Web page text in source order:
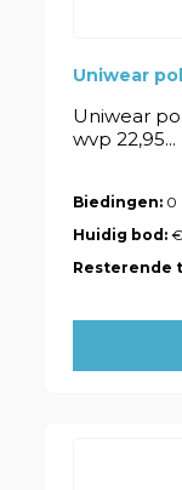
Uniwear
Uniwear
wvp 22,95...
Biedingen: 0
Huidig bod:
Resterende